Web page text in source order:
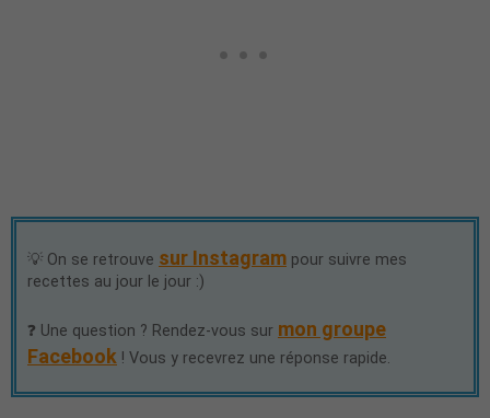
💡 On se retrouve sur Instagram pour suivre mes
recettes au jour le jour :)
❓ Une question ? Rendez-vous sur mon groupe
Facebook ! Vous y recevrez une réponse rapide.